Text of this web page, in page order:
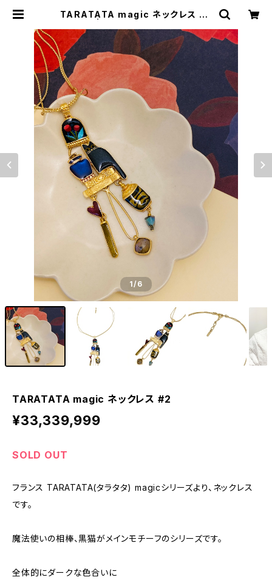
TARATATA magic ネックレス #2
1/6
TARATATA magic ネックレス #2
¥33,339,999
SOLD OUT
フランス TARATATA(タラタタ) magicシリーズより、ネックレス
です。
魔法使いの相棒、黒猫がメインモチーフのシリーズです。
全体的にダークな色合いに